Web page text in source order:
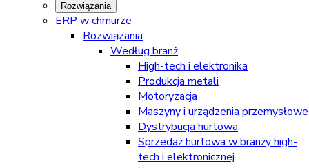
Rozwiązania
ERP w chmurze
Rozwiązania
Według branż
High-tech i elektronika
Produkcja metali
Motoryzacja
Maszyny i urządzenia przemysłowe
Dystrybucja hurtowa
Sprzedaż hurtowa w branży high-
tech i elektronicznej